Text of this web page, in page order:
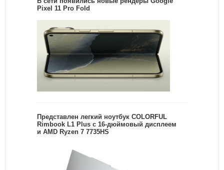
Pixel 11 Pro Fold
Представлен легкий ноутбук COLORFUL
Rimbook L1 Plus с 16-дюймовый дисплеем
и AMD Ryzen 7 7735HS